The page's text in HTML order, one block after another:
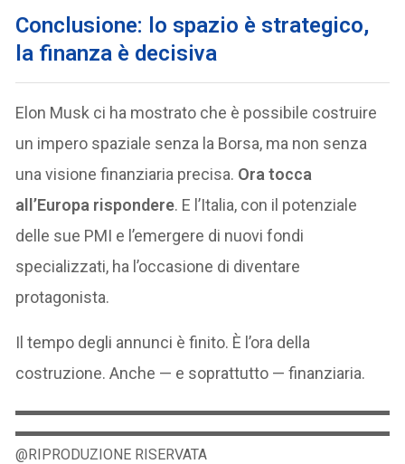
Conclusione: lo spazio è strategico,
la finanza è decisiva
Elon Musk ci ha mostrato che è possibile costruire
un impero spaziale senza la Borsa, ma non senza
una visione finanziaria precisa. Ora tocca
all’Europa rispondere. E l’Italia, con il potenziale
delle sue PMI e l’emergere di nuovi fondi
specializzati, ha l’occasione di diventare
protagonista.
Il tempo degli annunci è finito. È l’ora della
costruzione. Anche — e soprattutto — finanziaria.
@RIPRODUZIONE RISERVATA